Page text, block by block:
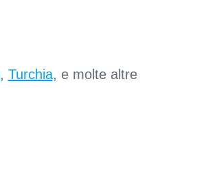
, Turchia, e molte altre